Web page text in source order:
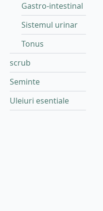
Gastro-intestinal
Sistemul urinar
Tonus
scrub
Seminte
Uleiuri esentiale